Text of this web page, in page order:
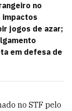
no
impactos
jogos de azar;
em defesa de
no STF pelo